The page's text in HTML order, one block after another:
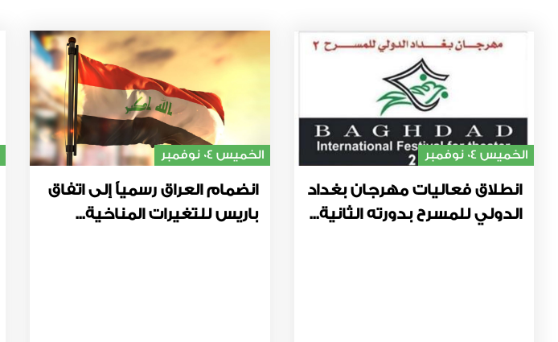
الخميس 04 نوفمبر
انطلاق فعاليات مهرجان بغداد
الدولي للمسرح بدورته الثانية...
الخميس 04 نوفمبر
انضمام العراق رسمياً إلى اتفاق
باريس للتغيرات المناخية...